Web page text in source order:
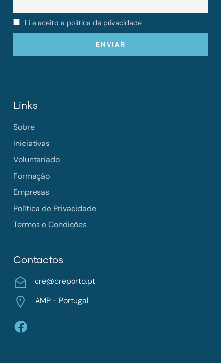
Li e aceito a política de privacidade
Links
Sobre
Iniciativas
Voluntariado
Formação
Empresas
Política de Privacidade
Termos e Condições
Contactos
cre@creporto.pt
AMP - Portugal